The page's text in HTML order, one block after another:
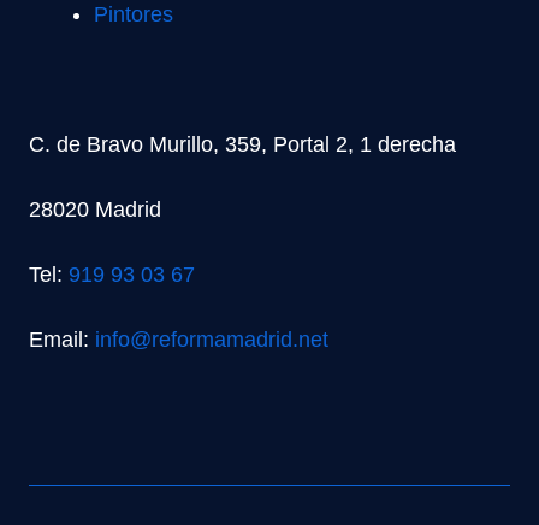
Pintores
C. de Bravo Murillo, 359, Portal 2, 1 derecha
28020 Madrid
Tel: 919 93 03 67
Email: info@reformamadrid.net